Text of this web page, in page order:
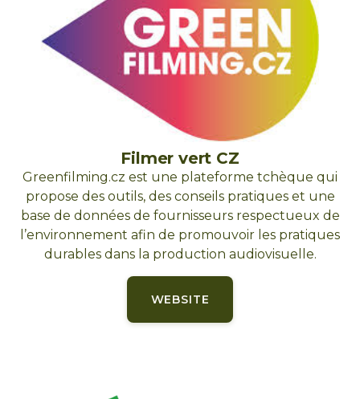
Filmer vert CZ
Greenfilming.cz est une plateforme tchèque qui
propose des outils, des conseils pratiques et une
base de données de fournisseurs respectueux de
l’environnement afin de promouvoir les pratiques
durables dans la production audiovisuelle.
WEBSITE